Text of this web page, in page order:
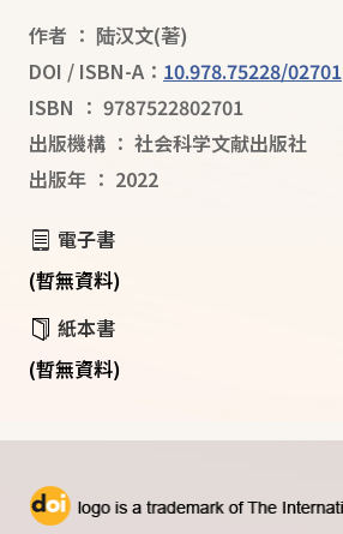
作者 ： 陆汉文(著)
DOI / ISBN-A： 10.978.75228/02701
ISBN ： 9787522802701
出版機構 ： 社会科学文献出版社
出版年 ： 2022
電子書
(暫無資料)
紙本書
(暫無資料)